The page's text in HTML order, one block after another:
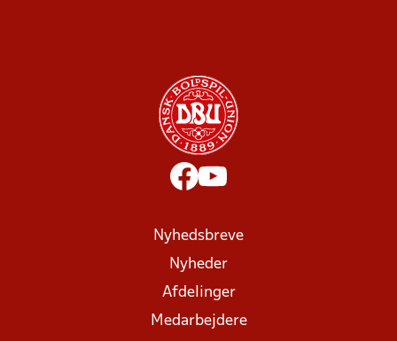
Nyhedsbreve
Nyheder
Afdelinger
Medarbejdere